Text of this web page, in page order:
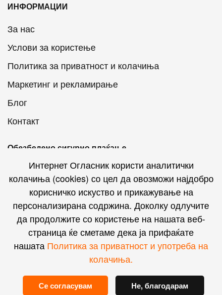
ИНФОРМАЦИИ
За нас
Услови за користење
Политика за приватност и колачиња
Маркетинг и рекламирање
Блог
Контакт
Обезбедено сигурно плаќање
Интернет Огласник на социјалните мрежи
© Powered byAndromeda Analytics.Сите права се
задржани
Интернет Огласник користи аналитички
колачиња (cookies) со цел да овозможи најдобро
корисничко искуство и прикажување на
персонализирана содржина. Доколку одлучите
да продолжите со користење на нашата веб-
страница ќе сметаме дека ја прифаќате
нашата Политика за приватност и употреба на
колачиња.
Се согласувам Не, благодарам